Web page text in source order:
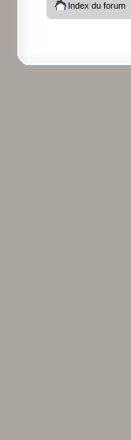
Index du forum